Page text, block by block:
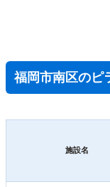
福岡市南区のピ
施設名